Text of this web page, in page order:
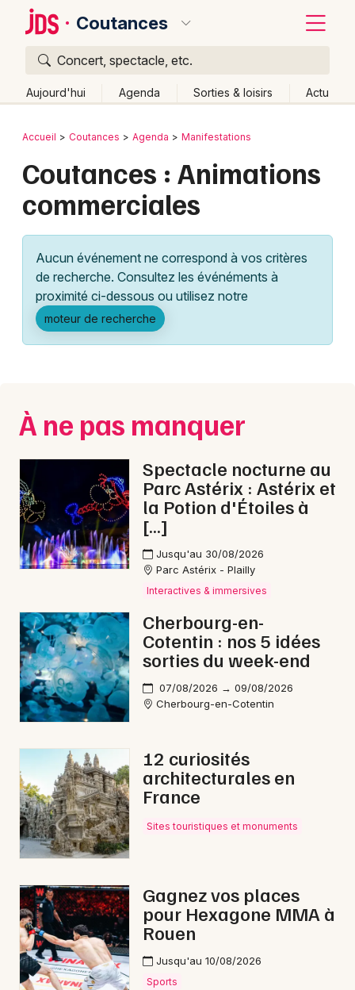
Coutances
Concert, spectacle, etc.
Aujourd'hui Agenda Sorties & loisirs Actu
Publier un événement
Grands événements
Activité & Expérience
Manifestations
Foires & salons
Concerts
Sports
Soirées
Sorties famille
Sorties & loisirs
Animations commerciales dans la Manche
Animations commerciales en Basse-Normandie
Newsletter des sorties
Actus à Coutances
Magazine à Coutances
Bordeaux
Colmar
Lille
Lyon
Marseille
Mulhouse
Nice
Paris
Strasbourg
Toulouse
Toutes les villes
Retour
Accueil Coutances Agenda Manifestations
Coutances : Animations
commerciales
Aucun événement ne correspond à vos critères
de recherche. Consultez les événéments à
proximité ci-dessous ou utilisez notre
moteur de recherche
À ne pas manquer
Spectacle nocturne au
Parc Astérix : Astérix et
la Potion d'Étoiles à
[…]
Jusqu'au 30/08/2026
Parc Astérix - Plailly
Interactives & immersives
Cherbourg-en-
Cotentin : nos 5 idées
sorties du week-end
07/08/2026 → 09/08/2026
Cherbourg-en-Cotentin
12 curiosités
architecturales en
France
Sites touristiques et monuments
Gagnez vos places
pour Hexagone MMA à
Rouen
Jusqu'au 10/08/2026
Sports
Quoi ?
Où ?
Basse-Normandie
Partout
Près de moi
Changer de lieu
Aujourd'hui
Demain Ce week-end Autre